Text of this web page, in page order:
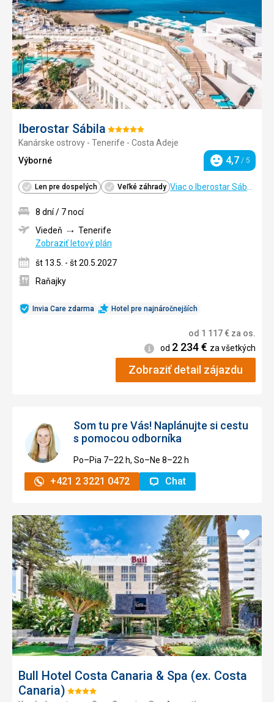
Iberostar Sábila Hodnotenie:
5/5
Kanárske ostrovy - Tenerife - Costa Adeje
Výborné
Hodnotenie
4,7 / 5
Len pre dospelých Veľké záhrady
Invia Care zdarma Hotel pre najnáročnejších
8 dní / 7 nocí
Viedeň
Tenerife
Zobraziť letový plán
št 13.5. - št 20.5.2027
Raňajky
od 1 117€ za os.
Informácie
od 2 234€ za všetkých
Zobraziť detail zájazdu
Som tu pre Vás! Naplánujte si cestu
s pomocou odborníka
Po–Pia 7–⁠⁠⁠⁠⁠⁠22 h, So–Ne 8–⁠⁠⁠⁠⁠⁠22 h
+421 2 3221 0472 Chat
Bull Hotel Costa Canaria & Spa (ex. Costa
Canaria) Hodnotenie:
Pridať
do